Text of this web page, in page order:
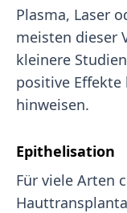
Plasma, Laser
meisten dieser
kleinere
positive
hinweisen.
Epithelisation
Für viele Arten